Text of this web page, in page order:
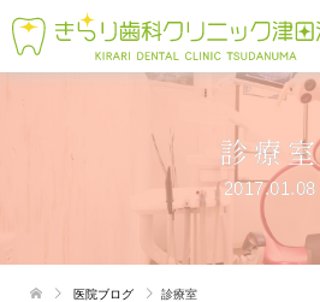
診療室
2017.01.08
医院ブログ 診療室